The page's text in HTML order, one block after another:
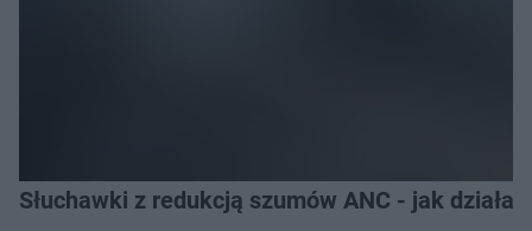
Słuchawki z redukcją szumów ANC - jak